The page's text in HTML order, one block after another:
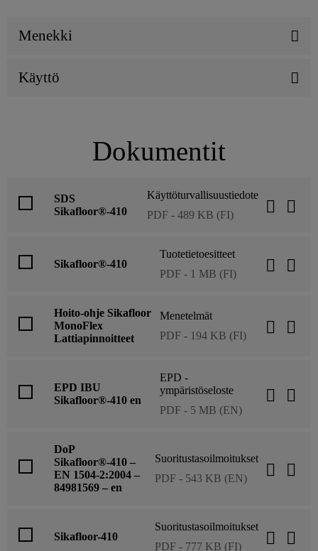
Menekki
Käyttö
Dokumentit
SDS
Sikafloor®-410
Käyttöturvallisuustiedote
PDF - 489 KB (FI)
Sikafloor®-410
Tuotetietoesitteet
PDF - 1 MB (FI)
Hoito-ohje Sikafloor
MonoFlex
Lattiapinnoitteet
Menetelmät
PDF - 194 KB (FI)
EPD IBU
Sikafloor®-410 en
EPD -
ympäristöseloste
PDF - 5 MB (EN)
DoP
Sikafloor®-410 –
EN 1504-2:2004 –
84981569 – en
Suoritustasoilmoitukset
PDF - 543 KB (EN)
Sikafloor-410
Suoritustasoilmoitukset
PDF - 777 KB (FI)